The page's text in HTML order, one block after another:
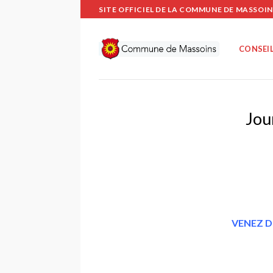
Passer
au
contenu
SITE OFFICIEL DE LA COMMUNE DE
VENEZ